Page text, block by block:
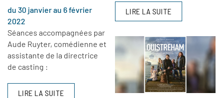
du 30 janvier au 6 février
2022
Séances accompagnées par
Aude Ruyter, comédienne et
assistante de la directrice
de casting :
LIRE LA SUITE
LIRE LA SUITE